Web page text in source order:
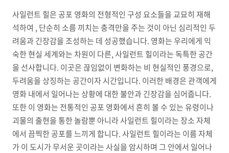
사일런트 힐은 공포 영화의 전형적인 구성 요소들을 교묘히 재해
석하여 , 단순히 소름 끼치는 충격만을 주는 것이 아닌 심리적인 두
려움과 긴장감을 조성하는 데 성공했습니다. 영화는 우리에게 익
숙한 현실 세계와는 차원이 다른, 사일런트 힐이라는 독특한 공간
을 선사합니다. 이곳은 끊임없이 변화하는 비 현실적인 풍경으로,
두려움을 상징하는 공간이자 시간입니다. 이러한 배경은 관객에게
영화 내에서 일어나는 상황에 대한 불안과 긴장감을 심어줍니다.
또한 이 영화는 전통적인 공포 영화에서 흔히 볼 수 있는 유령이나
괴물의 출현을 통한 놀람뿐 아니라 사일런트 힐이라는 장소 자체
에서 끔찍한 공포를 느끼게 합니다. 사일런트 힐이라는 이름 자체
가 이 도시가 무서운 곳이라는 사실을 암시하며 그 안에서 일어나